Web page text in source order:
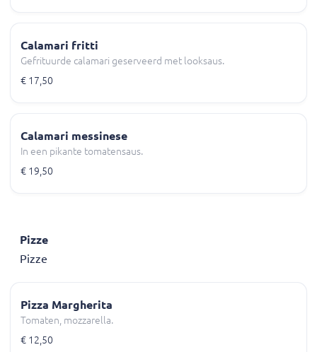
Calamari fritti
Gefrituurde calamari geserveerd met looksaus.
€ 17,50
Calamari messinese
In een pikante tomatensaus.
€ 19,50
Pizze
Pizze
Pizza Margherita
Tomaten, mozzarella.
€ 12,50